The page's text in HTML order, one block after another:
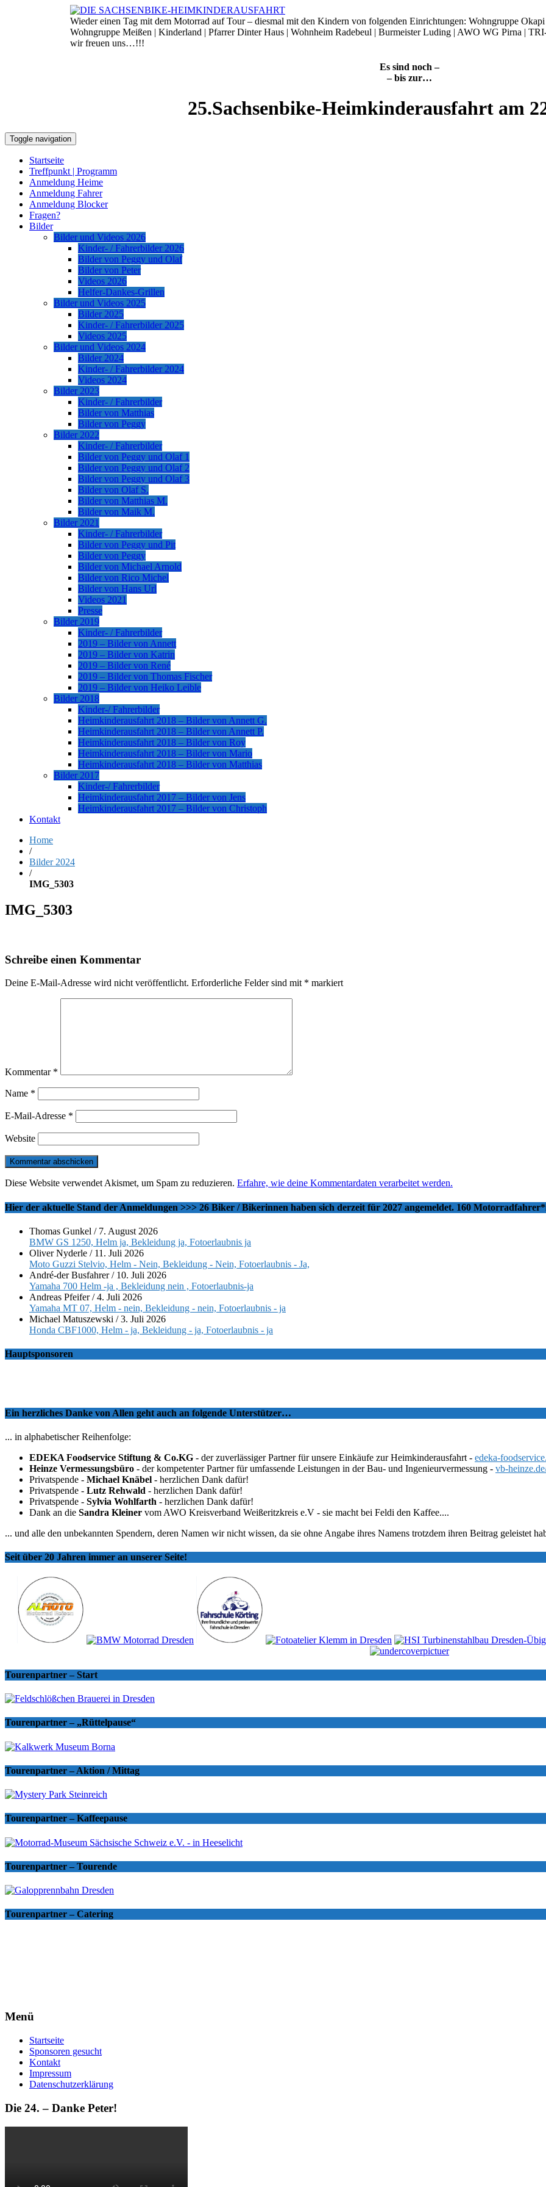
Wieder einen Tag mit dem Motorrad auf Tour – diesmal mit den Kindern von folgenden Einrichtungen: Wohngruppe
Wohngruppe Meißen | Kinderland | Pfarrer Dinter Haus | Wohnheim Radebeul | Burmeister Luding | AWO WG Pirna |
wir freuen uns…!!!
Es sind noch –
– bis zur…
25.Sachsenbike-Heimkinderausfahrt am
Toggle navigation
Startseite
Treffpunkt | Programm
Anmeldung Heime
Anmeldung Fahrer
Anmeldung Blocker
Fragen?
Bilder
Bilder und Videos 2026
Kinder- / Fahrerbilder 2026
Bilder von Peggy und Olaf
Bilder von Peter
Videos 2026
Helfer-Dankes-Grillen
Bilder und Videos 2025
Bilder 2025
Kinder- / Fahrerbilder 2025
Videos 2025
Bilder und Videos 2024
Bilder 2024
Kinder- / Fahrerbilder 2024
Videos 2024
Bilder 2023
Kinder- / Fahrerbilder
Bilder von Matthias
Bilder von Peggy
Bilder 2022
Kinder- / Fahrerbilder
Bilder von Peggy und Olaf 1
Bilder von Peggy und Olaf 2
Bilder von Peggy und Olaf 3
Bilder von Olaf S.
Bilder von Matthias M.
Bilder von Maik M.
Bilder 2021
Kinder- / Fahrerbilder
Bilder von Peggy und Pit
Bilder von Peggy
Bilder von Michael Arnold
Bilder von Rico Michel
Bilder von Hans Url
Videos 2021
Presse
Bilder 2019
Kinder- / Fahrerbilder
2019 – Bilder von Annett
2019 – Bilder von Katrin
2019 – Bilder von René
2019 – Bilder von Thomas Fischer
2019 – Bilder von Heiko Leible
Bilder 2018
Kinder-/ Fahrerbilder
Heimkinderausfahrt 2018 – Bilder von Annett G.
Heimkinderausfahrt 2018 – Bilder von Annett P.
Heimkinderausfahrt 2018 – Bilder von Roy
Heimkinderausfahrt 2018 – Bilder von Mario
Heimkinderausfahrt 2018 – Bilder von Matthias
Bilder 2017
Kinder-/ Fahrerbilder
Heimkinderausfahrt 2017 – Bilder von Jens
Heimkinderausfahrt 2017 – Bilder von Christoph
Kontakt
Home
/
Bilder 2024
/
IMG_5303
IMG_5303
Schreibe einen Kommentar
Deine E-Mail-Adresse wird nicht veröffentlicht. Erforderliche Felder sind mit * markiert
Kommentar *
Name *
E-Mail-Adresse *
Website
Diese Website verwendet Akismet, um Spam zu reduzieren. Erfahre, wie deine Kommentardaten verarbeitet werden.
Hier der aktuelle Stand der Anmeldungen >>> 26 Biker / Bikerinnen haben sich derzeit für 2027 angemeldet. 160
Thomas Gunkel / 7. August 2026
BMW GS 1250, Helm ja, Bekleidung ja, Fotoerlaubnis ja
Oliver Nyderle / 11. Juli 2026
Moto Guzzi Stelvio, Helm - Nein, Bekleidung - Nein, Fotoerlaubnis - Ja,
André-der Busfahrer/ 10. Juli 2026
Yamaha 700 Helm -ja , Bekleidung nein , Fotoerlaubnis-ja
Andreas Pfeifer/4. Juli 2026
Yamaha MT 07, Helm - nein, Bekleidung - nein, Fotoerlaubnis - ja
Michael Matuszewski /3. Juli 2026
Honda CBF1000, Helm - ja, Bekleidung - ja, Fotoerlaubnis - ja
Hauptsponsoren
Ein herzliches Danke von Allen geht auch an folgende Unterstützer…
... in alphabetischer Reihenfolge:
EDEKA Foodservice Stiftung & Co.KG - der zuverlässiger Partner für unsere Einkäufe zur Heimkinderausfahrt - edeka-
Heinze Vermessungsbüro - der kompetenter Partner für umfassende Leistungen in der Bau- und Ingenieurvermessung - vb-
Privatspende - Michael Knäbel - herzlichen Dank dafür!
Privatspende - Lutz Rehwald - herzlichen Dank dafür!
Privatspende - Sylvia Wohlfarth - herzlichen Dank dafür!
Dank an die Sandra Kleiner vom AWO Kreisverband Weißeritzkreis e.V - sie macht bei Feldi den Kaffee....
... und alle den unbekannten Spendern, deren Namen wir nicht wissen, da sie ohne Angabe ihres Namens trotzdem ihren Beitrag geleistet
Seit über 20 Jahren immer an unserer Seite!
Tourenpartner – Start
Tourenpartner – „Rüttelpause“
Tourenpartner – Aktion / Mittag
Tourenpartner – Kaffeepause
Tourenpartner – Tourende
Tourenpartner – Catering
Menü
Startseite
Sponsoren gesucht
Kontakt
Impressum
Datenschutzerklärung
Die 24. – Danke Peter!